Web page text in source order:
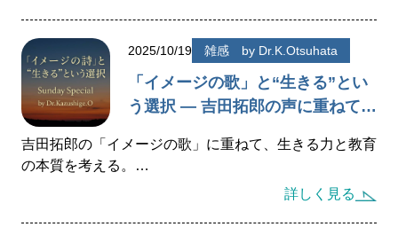
2025/10/19 雑感 by Dr.K.Otsuhata
「イメージの歌」と“生きる”とい
う選択 — 吉田拓郎の声に重ねて
吉田拓郎の「イメージの歌」に重ねて、生きる力と教育
の本質を考える。
子どもたちが“自分の意志で選ぶ”ことの意味、未完成の
詳しく見る